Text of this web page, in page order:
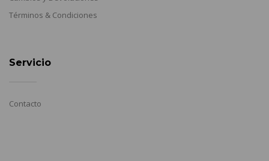
Términos & Condiciones
Servicio
Contacto